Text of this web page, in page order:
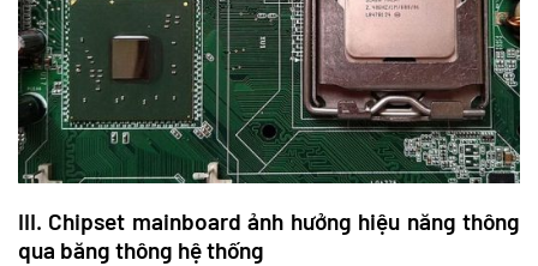
III. Chipset mainboard ảnh hưởng hiệu năng thông
qua băng thông hệ thống